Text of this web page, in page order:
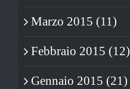
Marzo 2015 (11)
Febbraio 2015 (12)
Gennaio 2015 (21)